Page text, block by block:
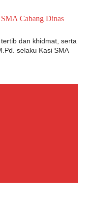
Cabang Dinas
dan khidmat, serta
selaku Kasi SMA